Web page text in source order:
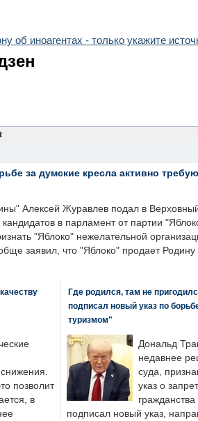
об иноагентах - только укажите
за думские кресла активно
Алексей Журавлев подал в
кандидатов в парламент от партии
"Яблоко" нежелательной
заявил, что "Яблоко" продает Родину
позволит
в
Где родился, там не
подписал новый указ по
туризмом"
Дональд
недавнее
суда,
указ о
подписал новый указ,